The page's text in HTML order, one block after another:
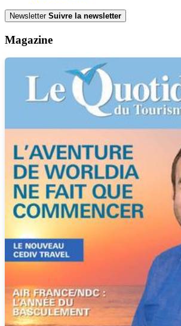
Newsletter Suivre la newsletter
Magazine